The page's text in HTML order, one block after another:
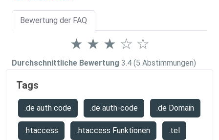
Bewertung der FAQ
☆
☆
★
★
★
Durchschnittliche Bewertung 3.4 (5 Abstimmungen)
Tags
.de auth code .de auth-code .de Domain
.htaccess .htaccess Funktionen .tel